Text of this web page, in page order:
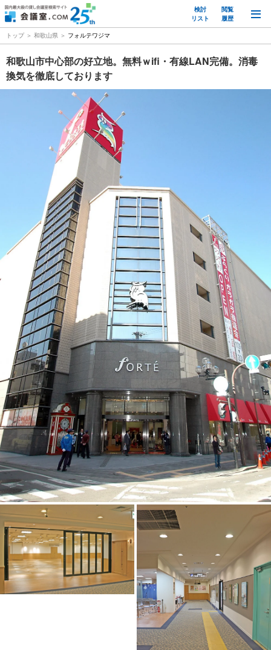
検討
リスト
閲覧
履歴
トップ 和歌山県 フォルテワジマ
和歌山市中心部の好立地。無料ｗifi・有線LAN完備。消毒
換気を徹底しております